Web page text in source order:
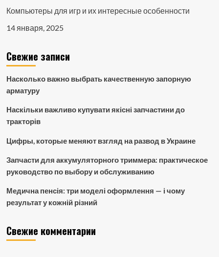
Компьютеры для игр и их интересные особенности
14 января, 2025
Свежие записи
Насколько важно выбрать качественную запорную
арматуру
Наскільки важливо купувати якісні запчастини до
тракторів
Цифры, которые меняют взгляд на развод в Украине
Запчасти для аккумуляторного триммера: практическое
руководство по выбору и обслуживанию
Медична пенсія: три моделі оформлення — і чому
результат у кожній різний
Свежие комментарии